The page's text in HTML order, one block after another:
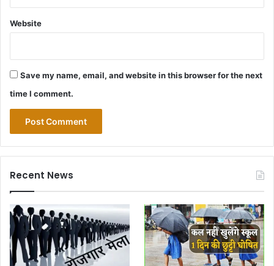
Website
Save my name, email, and website in this browser for the next
time I comment.
Recent News